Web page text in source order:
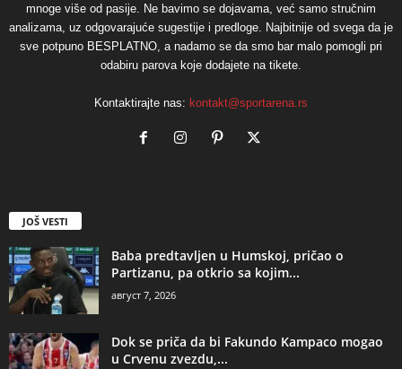
mnoge više od pasije. Ne bavimo se dojavama, već samo stručnim
analizama, uz odgovarajuće sugestije i predloge. Najbitnije od svega da je
sve potpuno BESPLATNO, a nadamo se da smo bar malo pomogli pri
odabiru parova koje dodajete na tikete.
Kontaktirajte nas: kontakt@sportarena.rs
JOŠ VESTI
Baba predtavljen u Humskoj, pričao o
Partizanu, pa otkrio sa kojim...
август 7, 2026
Dok se priča da bi Fakundo Kampaco mogao
u Crvenu zvezdu,...